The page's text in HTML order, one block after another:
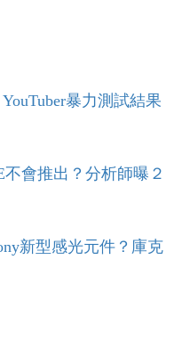
暴力測試結果
不會推出？分析師曝２
新型感光元件？庫克